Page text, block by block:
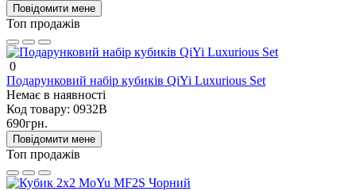
Повідомити мене
Топ продажів
0
Подарунковий набір кубиків QiYi Luxurious Set
Немає в наявності
Код товару: 0932B
690грн.
Повідомити мене
Топ продажів